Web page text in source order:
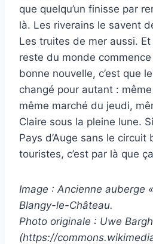
que quelqu’un finisse par
là. Les riverains le savent
Les truites de mer aussi.
reste du monde commence
bonne nouvelle, c’est que
changé pour autant :
même marché du jeudi,
Claire sous la pleine lune.
Pays d’Auge sans le circuit
touristes, c’est par là que
Image : Ancienne auberge
Blangy-le-Château.
Photo originale : Uwe
(https://